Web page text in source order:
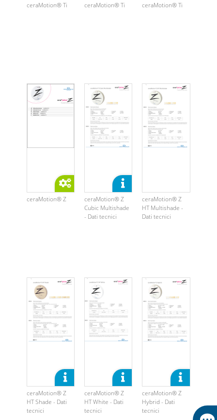
ceraMotion® Ti ceraMotion® Ti ceraMotion® Ti
ceraMotion® Z
ceraMotion® Z
Cubic Multishade
- Dati tecnici
ceraMotion® Z
HT Multishade -
Dati tecnici
ceraMotion® Z
HT Shade - Dati
tecnici
ceraMotion® Z
HT White - Dati
tecnici
ceraMotion® Z
Hybrid - Dati
tecnici